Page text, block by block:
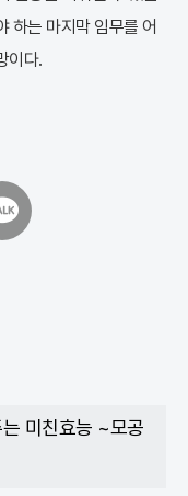
하는 마지막 임무를 어
이다.
미친효능 ~모공